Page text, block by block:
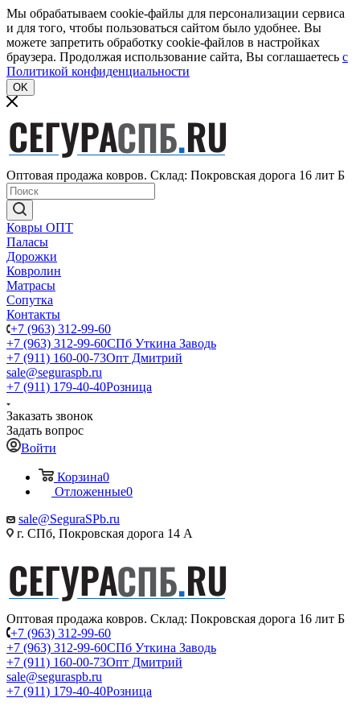
Мы обрабатываем cookie-файлы для персонализации сервиса
и для того, чтобы пользоваться сайтом было удобнее. Вы
можете запретить обработку cookie-файлов в настройках
браузера. Продолжая использование сайта, Вы соглашаетесь c
Политикой конфиденциальности
OK
Оптовая продажа ковров. Склад: Покровская дорога 16 лит Б
Ковры ОПТ
Паласы
Дорожки
Ковролин
Матрасы
Сопутка
Контакты
+7 (963) 312-99-60
+7 (963) 312-99-60СПб Уткина Заводь
+7 (911) 160-00-73Опт Дмитрий
sale@seguraspb.ru
+7 (911) 179-40-40Розница
Заказать звонок
Задать вопрос
Войти
Корзина0
Отложенные0
sale@SeguraSPb.ru
г. СПб, Покровская дорога 14 А
Оптовая продажа ковров. Склад: Покровская дорога 16 лит Б
+7 (963) 312-99-60
+7 (963) 312-99-60СПб Уткина Заводь
+7 (911) 160-00-73Опт Дмитрий
sale@seguraspb.ru
+7 (911) 179-40-40Розница